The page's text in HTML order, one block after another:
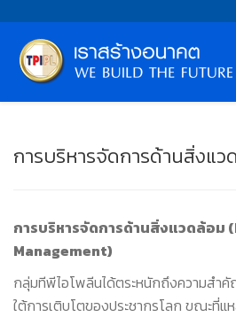
การบริหารจัดการด้านสิ่งแว
การบริหารจัดการด้านสิ่งแวดล้อม (
Management)
กลุ่มทีพีไอโพลีนได้ตระหนักถึงความสำ
ใต้การเติบโตของประชากรโลก ขณะที่